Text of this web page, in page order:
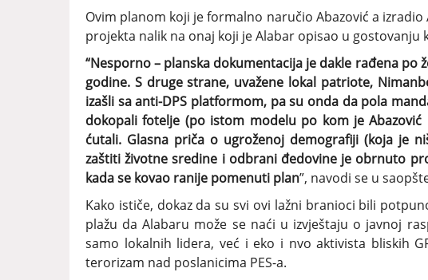
Ovim planom koji je formalno naručio Abazović a
projekta nalik na onaj koji je Alabar opisao u gostovanju
“Nesporno – planska dokumentacija je dakle rađena po
godine. S druge strane, uvažene lokal patriote,
izašli sa anti-DPS platformom, pa su onda da pola
dokopali fotelje (po istom modelu po kom je
ćutali. Glasna priča o ugroženoj demografiji (koja je
zaštiti životne sredine i odbrani đedovine je obrnuto
kada se kovao ranije pomenuti plan”, navodi se u
Kako ističe, dokaz da su svi ovi lažni branioci bili
plažu da Alabaru može se naći u izvještaju o javnoj
samo lokalnih lidera, već i eko i nvo aktivista bliskih
terorizam nad poslanicima PES-a.